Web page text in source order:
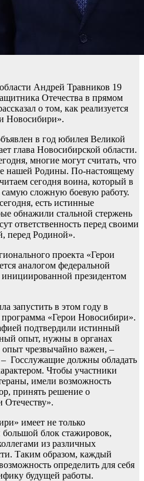
Андрей Травников 19
Отечества в прямом
о том, как реализуется
Новосибири».
в год юбилея Великой
глава Новосибирской области.
многие могут считать, что
нашей Родины. По-настоящему
сегодня воина, который в
сложную боевую работу.
есть истинные
обнажили стальной стержень
ответственность перед своими
перед Родиной».
проекта «Герои
аналогом федеральной
президентом
запустить в этом году в
«Герои Новосибири».
подтвердили истинный
опыт, нужны в органах
опыт чрезвычайно важен, –
Госслужащие должны обладать
Чтобы участники
имели возможность
принять решение о
Отечеству».
имеет не только
большой блок стажировок,
из различных
Таким образом, каждый
определить для себя
будущей работы.